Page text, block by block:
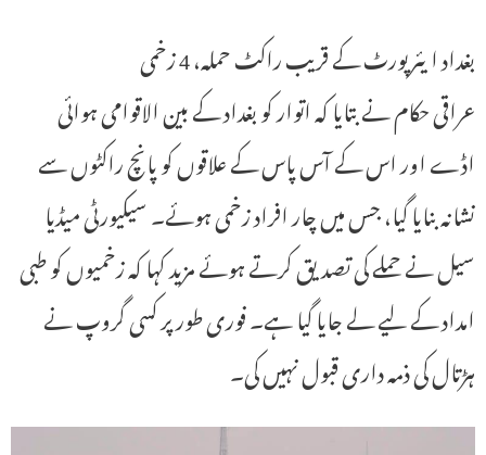
بغداد ایئرپورٹ کے قریب راکٹ حملہ، 4 زخمی
عراقی حکام نے بتایا کہ اتوار کو بغداد کے بین الاقوامی ہوائی
اڈے اور اس کے آس پاس کے علاقوں کو پانچ راکٹوں سے
نشانہ بنایا گیا، جس میں چار افراد زخمی ہوئے۔ سیکیورٹی میڈیا
سیل نے حملے کی تصدیق کرتے ہوئے مزید کہا کہ زخمیوں کو طبی
امداد کے لیے لے جایا گیا ہے۔ فوری طور پر کسی گروپ نے
ہڑتال کی ذمہ داری قبول نہیں کی۔